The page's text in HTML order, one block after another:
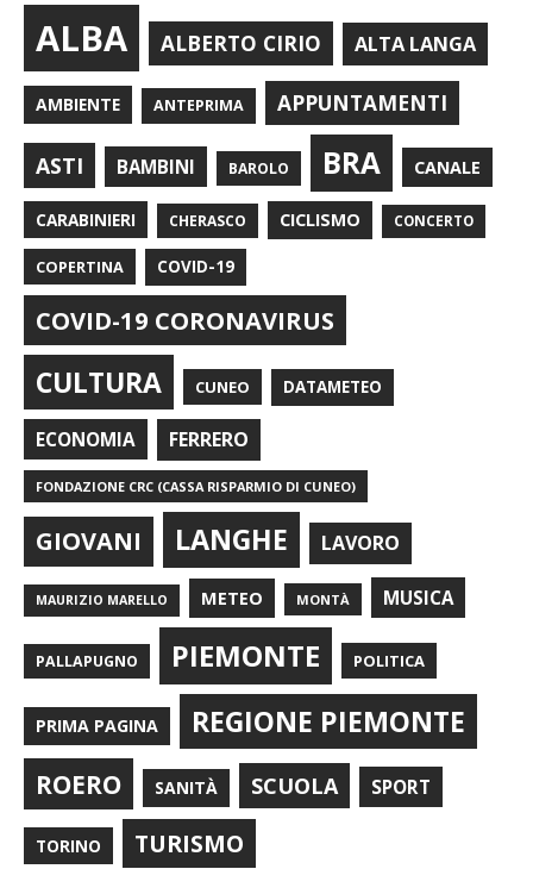
ALBA ALBERTO CIRIO ALTA LANGA
AMBIENTE ANTEPRIMA APPUNTAMENTI
ASTI BAMBINI BAROLO BRA CANALE
CARABINIERI CHERASCO CICLISMO CONCERTO
COPERTINA COVID-19
COVID-19 CORONAVIRUS
CULTURA CUNEO DATAMETEO
ECONOMIA FERRERO
FONDAZIONE CRC (CASSA RISPARMIO DI CUNEO)
GIOVANI LANGHE LAVORO
MAURIZIO MARELLO METEO MONTÀ MUSICA
PALLAPUGNO PIEMONTE POLITICA
PRIMA PAGINA REGIONE PIEMONTE
ROERO SANITÀ SCUOLA SPORT
TORINO TURISMO